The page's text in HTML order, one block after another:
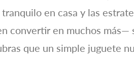
en casa y las
convertir en muchos más—
que un simple juguete